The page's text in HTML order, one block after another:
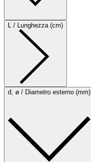
L / Lunghezza (cm)
d, ø / Diametro esterno (mm)